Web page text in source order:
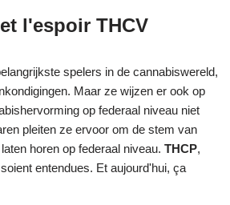
l'espoir THCV
spelers in de cannabiswereld,
Maar ze wijzen er ook op
op federaal niveau niet
pleiten ze ervoor om de stem van
horen op federaal niveau. THCP,
entendues. Et aujourd'hui, ça